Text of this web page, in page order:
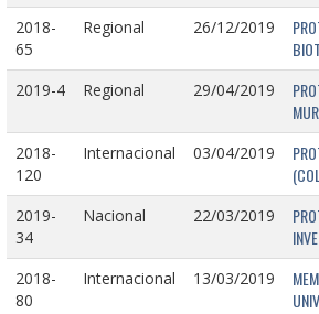
2018-
65
Regional 26/12/2019
2019-4 Regional 29/04/2019
2018-
120
Internacional 03/04/2019
2019-
34
Nacional 22/03/2019
2018-
80
Internacional 13/03/2019